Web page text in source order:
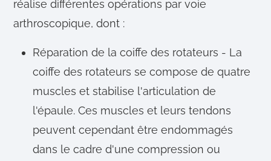
réalise différentes opérations par voie
arthroscopique, dont :
Réparation de la coiffe des rotateurs - La
coiffe des rotateurs se compose de quatre
muscles et stabilise l'articulation de
l'épaule. Ces muscles et leurs tendons
peuvent cependant être endommagés
dans le cadre d'une compression ou